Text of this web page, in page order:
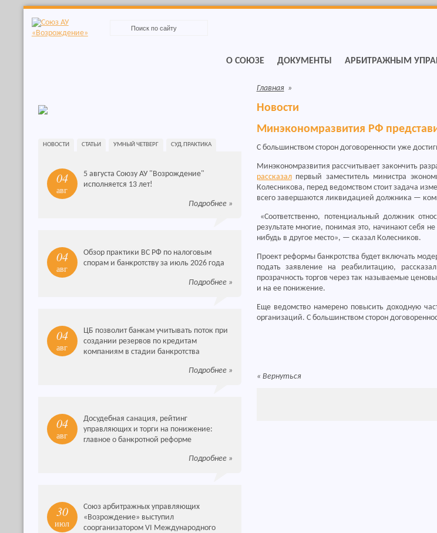
to
navigation
О СОЮЗЕ ДОКУМЕНТЫ АРБИТРАЖНЫМ
Главная »
Новости
Минэкономразвития РФ
С большинством сторон договоренности уже
Минэкономразвития рассчитывает закончить
рассказалпервый заместитель министра
Колесникова, перед ведомством стоит задача
всего завершаются ликвидацией должника —
«Соответственно, потенциальный должник
результате многие, понимая это, начинают себя
нибудь в другое место», — сказал Колесников.
Проект реформы банкротства будет включать
подать заявление на реабилитацию,
прозрачность торгов через так называемые
и на ее понижение.
Еще ведомство намерено повысить доходную
организаций. С большинством сторон
« Вернуться
НОВОСТИ СТАТЬИ УМНЫЙ ЧЕТВЕРГ СУД.ПРАКТИКА
04
авг
5 августа Союзу АУ "Возрождение"
исполняется 13 лет!
Подробнее»
04
авг
Обзор практики ВС РФ по налоговым
спорам и банкротству за июль 2026 года
Подробнее»
04
авг
ЦБ позволит банкам учитывать поток при
создании резервов по кредитам
компаниям в стадии банкротства
Подробнее»
04
авг
Досудебная санация, рейтинг
управляющих и торги на понижение:
главное о банкротной реформе
Подробнее»
30
июл
Союз арбитражных управляющих
«Возрождение» выступил
соорганизатором VI Международного